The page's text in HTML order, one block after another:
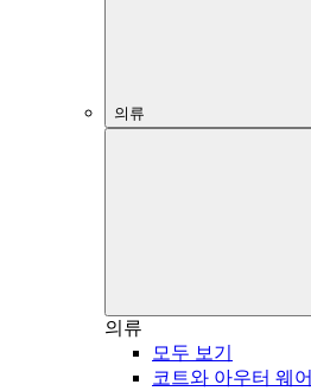
의류
의류
모두 보기
코트와 아우터 웨어